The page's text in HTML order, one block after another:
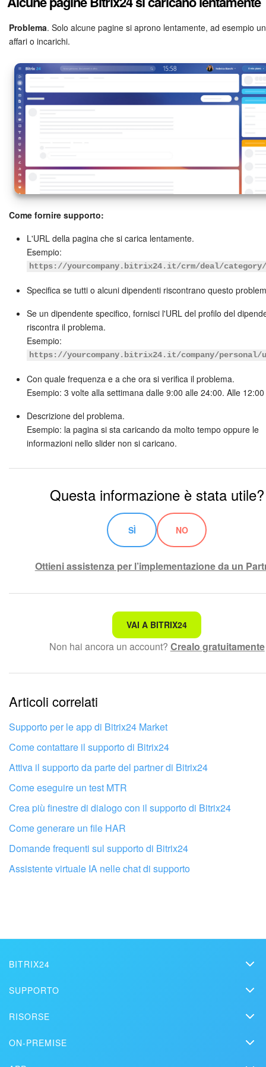
Problema. Solo alcune pagine si aprono lentamente, ad esempio
affari o incarichi.
Come fornire supporto:
L'URL della pagina che si carica lentamente.
Esempio:
https://yourcompany.bitrix24.it/crm/deal/
Specifica se tutti o alcuni dipendenti riscontrano questo
Se un dipendente specifico, fornisci l'URL del profilo del
riscontra il problema.
Esempio:
https://yourcompany.bitrix24.it/company/personal/
Con quale frequenza e a che ora si verifica il problema.
Esempio: 3 volte alla settimana dalle 9:00 alle 24:00. Alle
Descrizione del problema.
Esempio: la pagina si sta caricando da molto tempo oppure le
informazioni nello slider non si caricano.
Questa informazione è stata utile?
SÌ NO
Ottieni assistenza per l’implementazione da un
Non è quello che sto cercando.
Testo complesso e incomprensibile
Le informazioni sono obsolete.
Troppo breve, ho bisogno di maggiori informazioni.
Non mi soddisfa come funziona questo strumento
professionista locale
VAI A BITRIX24
Non hai ancora un account? Crealo gratuitamente
Articoli correlati
Supporto per le app di Bitrix24 Market
Come contattare il supporto di Bitrix24
Attiva il supporto da parte del partner di Bitrix24
Come eseguire un test MTR
Crea più finestre di dialogo con il supporto di Bitrix24
Come generare un file HAR
Domande frequenti sul supporto di Bitrix24
Assistente virtuale IA nelle chat di supporto
BITRIX24
Media kit
Contatti
SUPPORTO
Tutorial
RISORSE
ON-PREMISE